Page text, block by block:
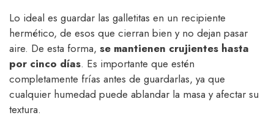
Lo ideal es guardar las galletitas en un recipiente
hermético, de esos que cierran bien y no dejan pasar
aire. De esta forma, se mantienen crujientes hasta
por cinco días. Es importante que estén
completamente frías antes de guardarlas, ya que
cualquier humedad puede ablandar la masa y afectar su
textura.